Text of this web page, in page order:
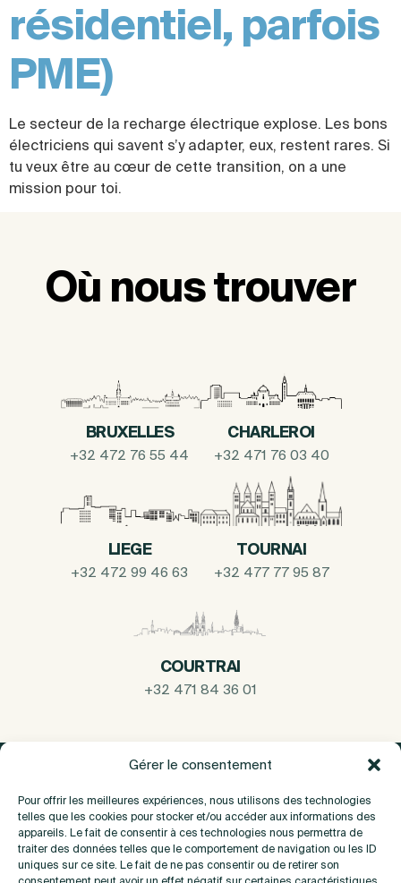
Gérer le consentement
Pour offrir les meilleures expériences, nous utilisons des technologies
telles que les cookies pour stocker et/ou accéder aux informations des
appareils. Le fait de consentir à ces technologies nous permettra de
traiter des données telles que le comportement de navigation ou les ID
uniques sur ce site. Le fait de ne pas consentir ou de retirer son
résidentiel, parfois
PME)
Le secteur de la recharge électrique explose. Les bons
électriciens qui savent s’y adapter, eux, restent rares. Si
tu veux être au cœur de cette transition, on a une
mission pour toi.
Où nous trouver
BRUXELLES
+32 472 76 55 44
CHARLEROI
+32 471 76 03 40
LIEGE
+32 472 99 46 63
TOURNAI
+32 477 77 95 87
COURTRAI
+32 471 84 36 01